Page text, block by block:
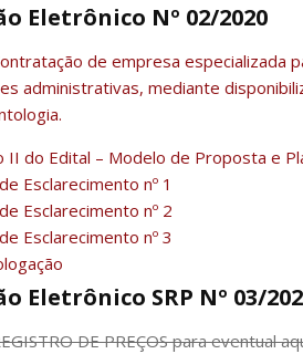
Eletrônico Nº 02/2020
de empresa especializada
administrativas, mediante
II do Edital – Modelo de Proposta e
Esclarecimento nº 1
Esclarecimento nº 2
Esclarecimento nº 3
Eletrônico SRP Nº 03/
DE PREÇOS para eventual